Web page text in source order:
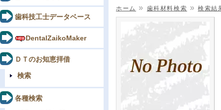
ホーム » 歯科材料検索 »検索結
歯科技工士データベース
DentalZaikoMaker
ＤＴのお知恵拝借
検索
各種検索